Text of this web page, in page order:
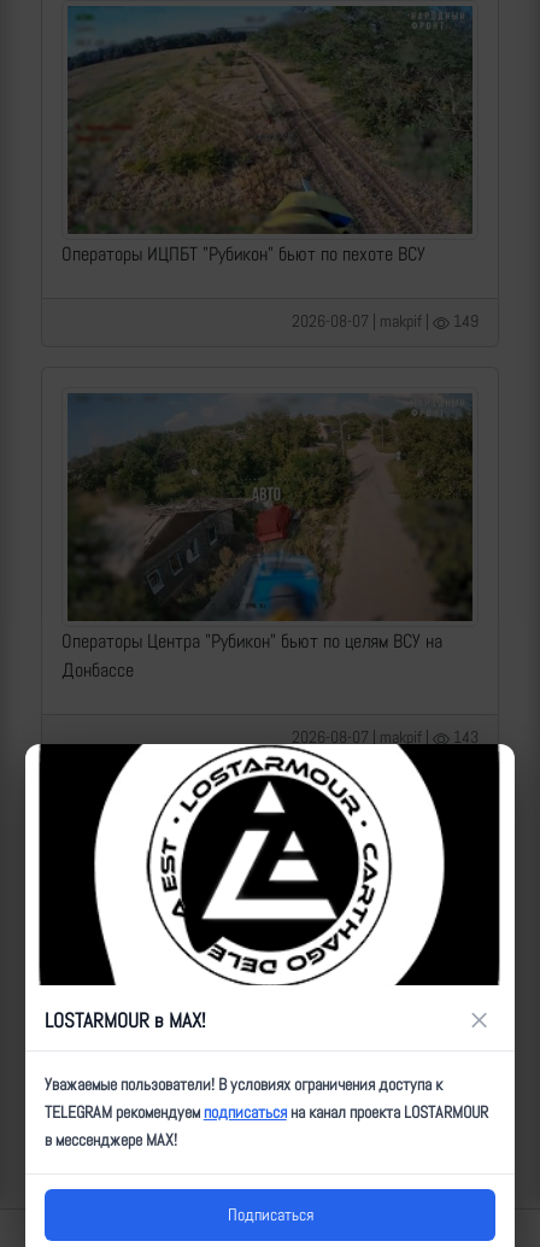
Операторы ИЦПБТ "Рубикон" бьют по пехоте ВСУ
2026-08-07 | makpif | 149
Операторы Центра "Рубикон" бьют по целям ВСУ на
Донбассе
2026-08-07 | makpif | 143
Операторы Центра "Рубикон" бьют по целям ВСУ на
Краснолиманском направлении
Lostarmour | Carthago Delenda Est | 2014-2026
LOSTARMOUR в MAX! ×
Уважаемые пользователи! В условиях ограничения доступа к
TELEGRAM рекомендуемподписатьсяна канал проекта LOSTARMOUR
в мессенджере MAX!
Подписаться